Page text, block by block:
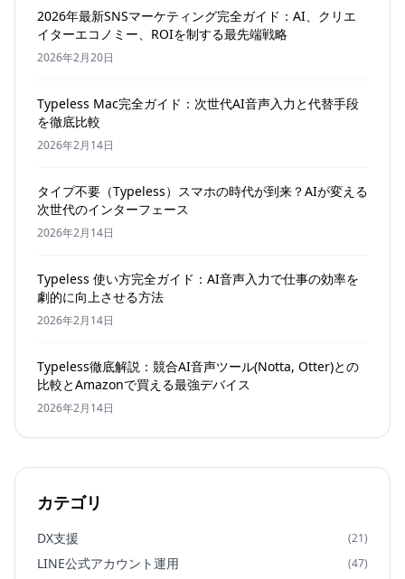
2026年最新SNSマーケティング完全ガイド：AI、クリエ
イターエコノミー、ROIを制する最先端戦略
2026年2月20日
Typeless Mac完全ガイド：次世代AI音声入力と代替手段
を徹底比較
2026年2月14日
タイプ不要（Typeless）スマホの時代が到来？AIが変える
次世代のインターフェース
2026年2月14日
Typeless 使い方完全ガイド：AI音声入力で仕事の効率を
劇的に向上させる方法
2026年2月14日
Typeless徹底解説：競合AI音声ツール(Notta, Otter)との
比較とAmazonで買える最強デバイス
2026年2月14日
カテゴリ
DX支援 (21)
LINE公式アカウント運用 (47)